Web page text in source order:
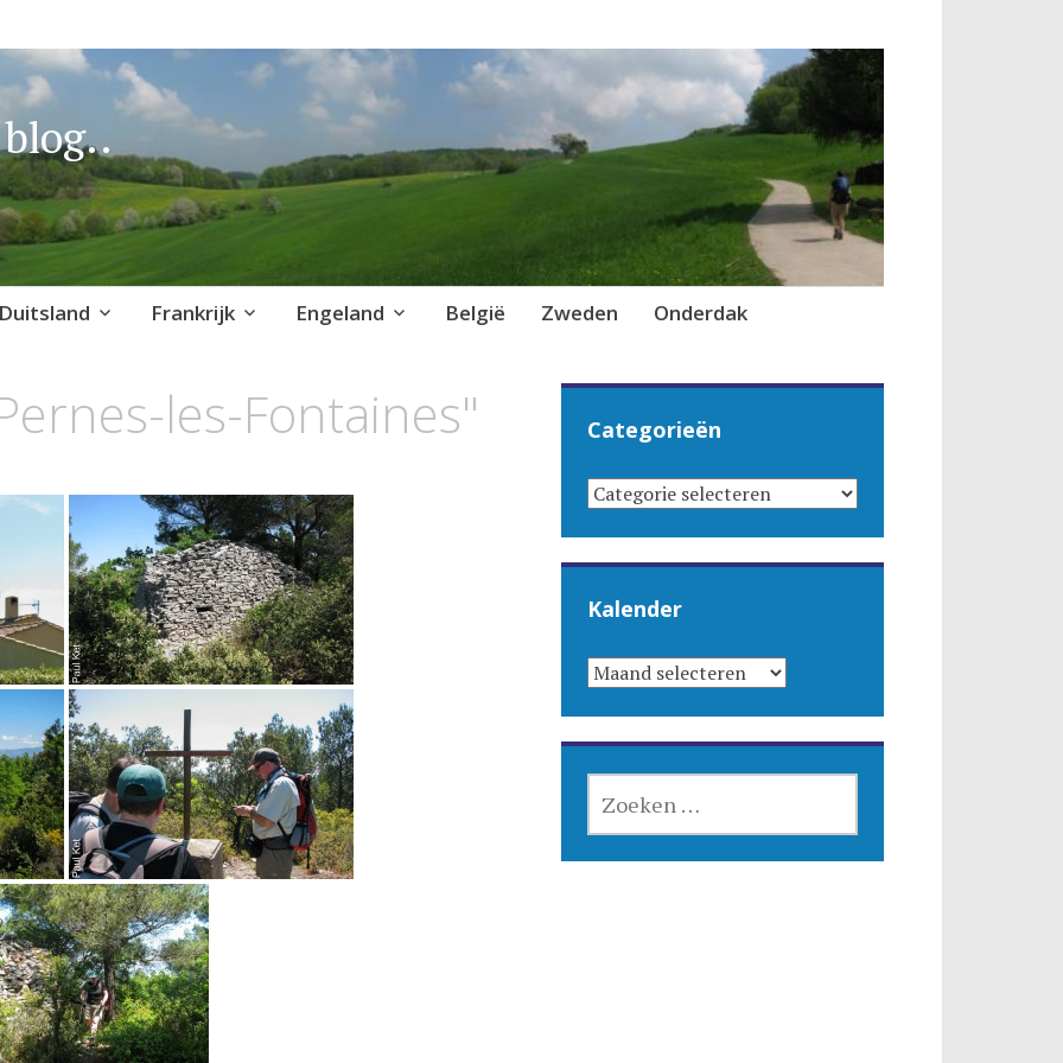
Duitsland Frankrijk Engeland België Zweden Onderdak
les-Fontaines" Categorieën
CATEGORIEËN
Kalender
KALENDER
NAAR: